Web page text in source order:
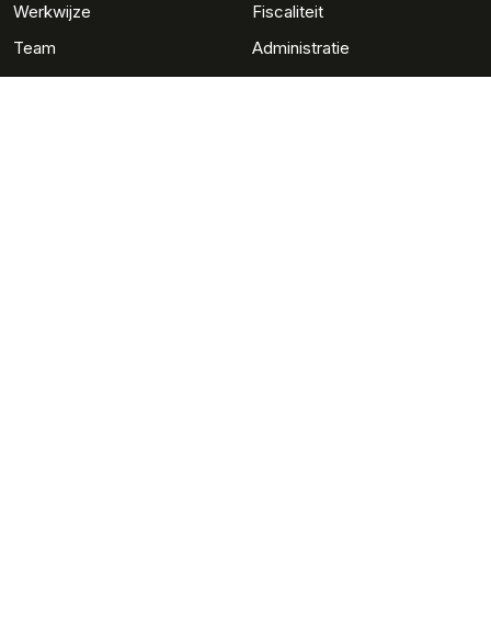
Werkwijze
Team
Werken bij
Fiscaliteit
Administratie
Salaris en personeel